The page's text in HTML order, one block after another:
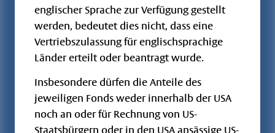
Flossbach von
Storch ONE -
Vermögen I -
LU2935886940 OGAW / FCP
Storch ONE -
Vermögen II -
LU2279688696 OGAW / FCP EUR
englischer Sprache zur Verfügung gestellt
werden, bedeutet dies nicht, dass eine
Vertriebszulassung für englischsprachige
Länder erteilt oder beantragt wurde.
Insbesondere dürfen die Anteile des
jeweiligen Fonds weder innerhalb der USA
noch an oder für Rechnung von US-
Staatsbürgern oder in den USA ansässige US-